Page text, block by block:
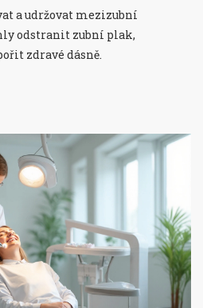
a udržovat mezizubní
odstranit zubní plak,
zdravé dásně.